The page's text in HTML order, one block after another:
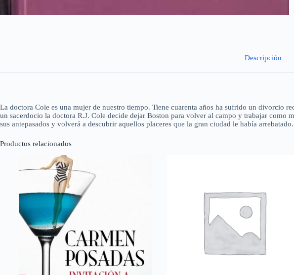
Descripción
La doctora Cole es una mujer de nuestro tiempo. Tiene cuarenta años ha sufrido un divorcio
un sacerdocio la doctora R.J. Cole decide dejar Boston para volver al campo y trabajar
sus antepasados y volverá a descubrir aquellos placeres que la gran ciudad le había arrebatado.
Productos relacionados